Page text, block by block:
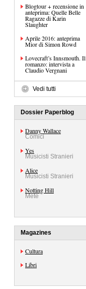
Blogtour + recensione in
anteprima: Quelle Belle
Ragazze di Karin
Slaughter
Aprile 2016: anteprima
Mior di Simon Rowd
Lovecraft’s Innsmouth. Il
romanzo: intervista a
Claudio Vergnani
Vedi tutti
Dossier Paperblog
Danny Wallace
Comici
Yes
Musicisti Stranieri
Alice
Musicisti Stranieri
Notting Hill
Mete
Magazines
Cultura
Libri